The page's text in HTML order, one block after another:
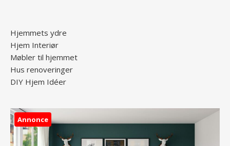
Hjemmets ydre
Hjem Interiør
Møbler til hjemmet
Hus renoveringer
DIY Hjem Idéer
Annonce